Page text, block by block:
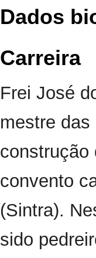
Dados
Carreira
Frei José
mestre das
construção
convento
(Sintra).
sido